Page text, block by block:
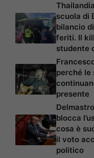
scuola di
bilancio
feriti. Il
studente
perché le
presente
blocca
cosa è
il voto
politico